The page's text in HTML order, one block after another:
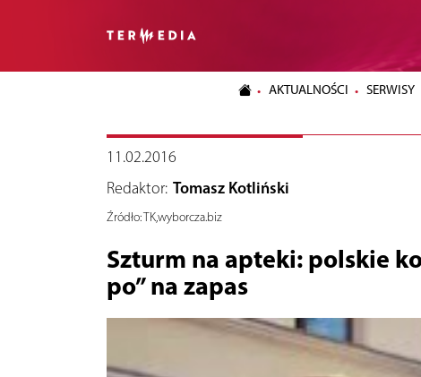
AKTUALNOŚCI SERWISY
11.02.2016
Redaktor: Tomasz Kotliński
Źródło:TK,wyborcza.biz
Szturm na apteki: polskie
po” na zapas